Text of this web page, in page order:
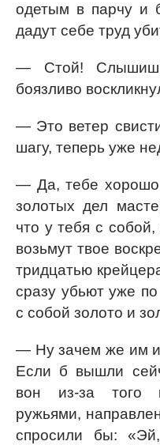
одетым в парчу и
дадут себе труд
— Стой!
боязливо
— Это ветер
шагу, теперь уже
— Да, тебе хорошо
золотых дел
что у тебя с
возьмут твое
тридцатью
сразу убьют уже
с собой золото и
— Ну зачем же им
Если б вышли
вон из-за того
ружьями,
спросили бы: